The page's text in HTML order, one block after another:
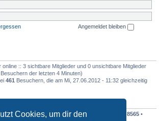
Cookies, um dir den
Angemeldet bleiben
online :: 3 sichtbare Mitglieder und 0 unsichtbare Mitglieder
der letzten 4 Minuten)
461 Besuchern, die am Mi, 27.06.2012 - 11:32 gleichzeitig
• Themen insgesamt19195• Mitglieder insgesamt 8565 •